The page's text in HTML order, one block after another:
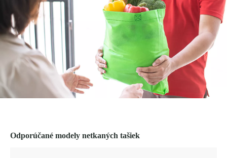
Odporúčané modely netkaných tašiek